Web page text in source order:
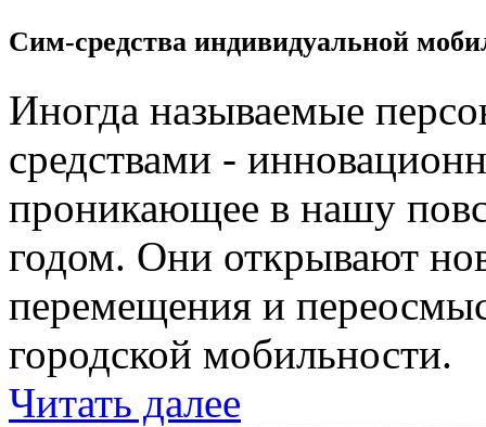
Сим-средства индивидуальной
Иногда называемые
средствами -
проникающее в нашу
годом. Они открывают
перемещения и
городской мобильности.
Читать далее